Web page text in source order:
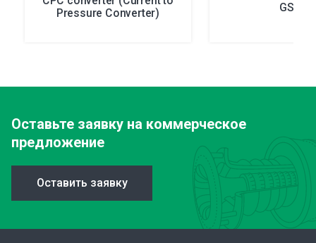
Pressure Converter) GS10
Оставьте заявку на коммерческое
предложение
Оставить заявку